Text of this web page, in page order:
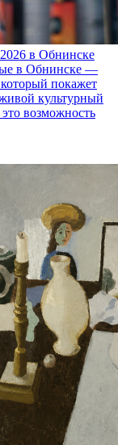
в Обнинске
в Обнинске —
покажет
культурный
возможность